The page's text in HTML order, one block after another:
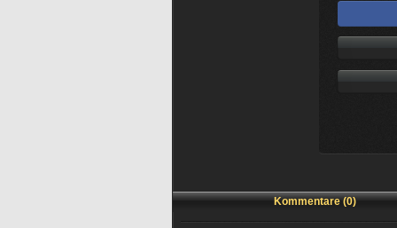
Kommentare (0)